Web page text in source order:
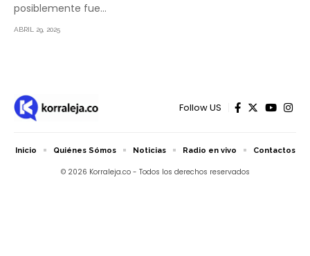
posiblemente fue…
ABRIL 29, 2025
Follow US
© 2026 Korraleja.co - Todos los derechos reservados
Inicio Quiénes Sómos Noticias Radio en vivo Contactos